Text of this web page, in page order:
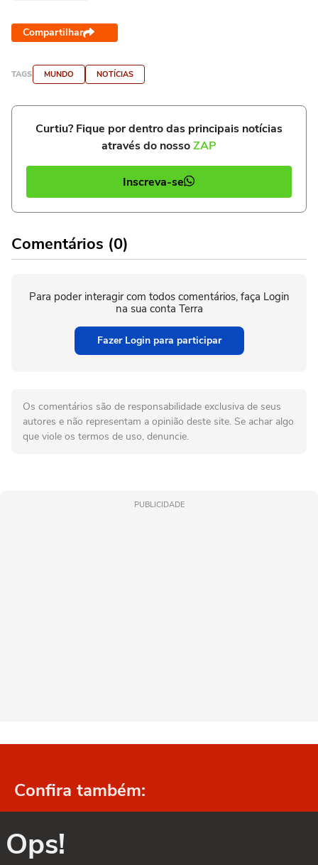
Compartilhar
TAGS MUNDO NOTÍCIAS
Curtiu? Fique por dentro das principais notícias
através do nossoZAP
Inscreva-se
Comentários (0)
Para poder interagir com todos comentários, faça Login
na sua conta Terra
Fazer Login para participar
Os comentários são de responsabilidade exclusiva de seus
autores e não representam a opinião deste site. Se achar algo
que viole os termos de uso, denuncie.
PUBLICIDADE
Confira também:
Ops!